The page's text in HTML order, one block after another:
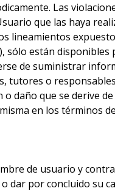
Las
que las haya
lineamientos
están
de suministrar
tutores o
daño que se derive
en los términos
de usuario y
por concluido su